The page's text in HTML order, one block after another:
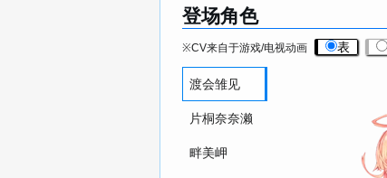
登场角色
※CV来自于游戏/电视动画 表
渡会雏见
片桐奈奈濑
畔美岬